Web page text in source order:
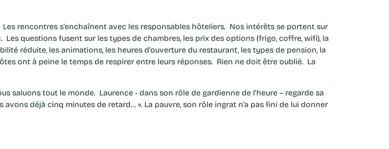
rencontres s’enchaînent avec les responsables hôteliers. Nos intérêts se portent sur
Les questions fusent sur les types de chambres, les prix des options (frigo, coffre, wifi), la
réduite, les animations, les heures d’ouverture du restaurant, les types de pension, la
ont à peine le temps de respirer entre leurs réponses. Rien ne doit être oublié. La
saluons tout le monde. Laurence - dans son rôle de gardienne de l’heure – regarde sa
déjà cinq minutes de retard… ». La pauvre, son rôle ingrat n’a pas fini de lui donner